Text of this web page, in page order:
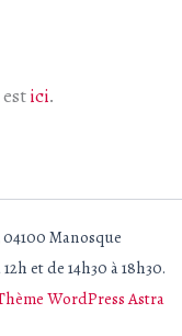
ici.
Manosque
et de 14h30 à 18h30.
WordPress Astra